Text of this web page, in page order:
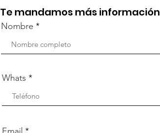
Te mandamos más información
Nombre
Whats